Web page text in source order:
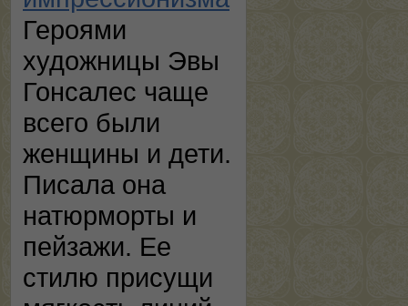
Героями
художницы Эвы
Гонсалес чаще
всего были
женщины и дети.
Писала она
натюрморты и
пейзажи. Ее
стилю присущи